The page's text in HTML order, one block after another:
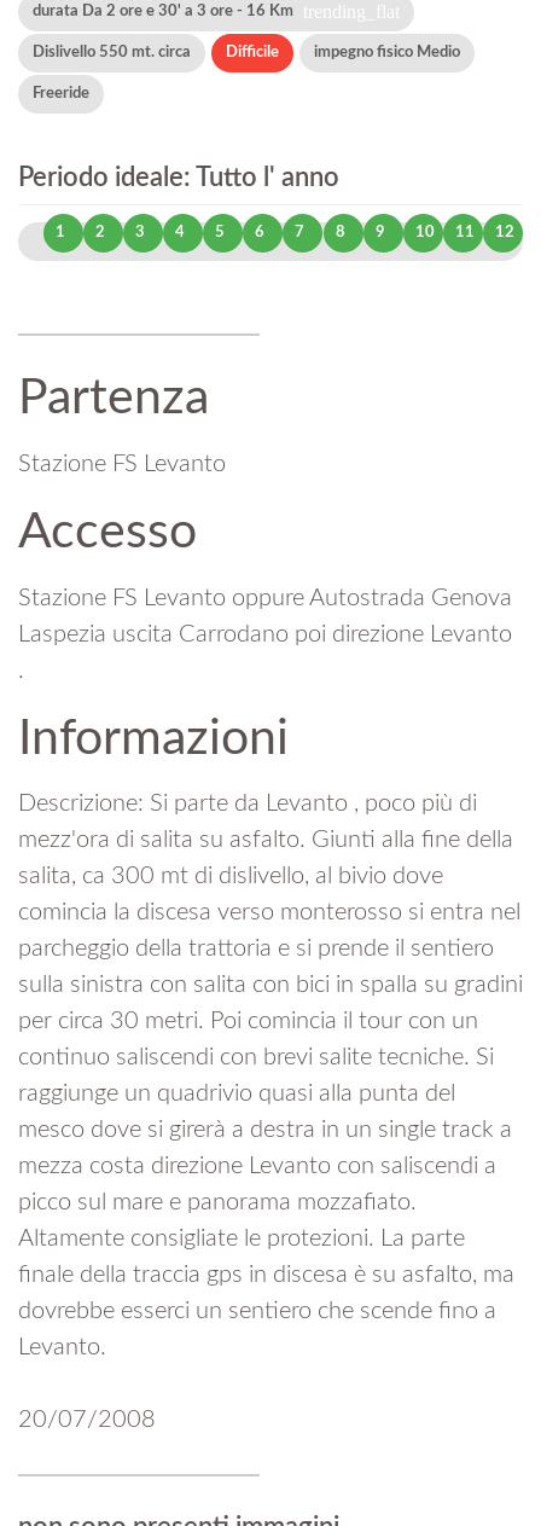
trending_flat
durata Da 2 ore e 30' a 3 ore - 16 Km
Dislivello 550 mt. circa Difficile impegno fisico Medio
Freeride
Periodo ideale: Tutto l' anno
1 2 3 4 5 6 7 8 9 10 11 12
Partenza
Stazione FS Levanto
Accesso
Stazione FS Levanto oppure Autostrada Genova
Laspezia uscita Carrodano poi direzione Levanto
.
Informazioni
Descrizione: Si parte da Levanto , poco più di
mezz'ora di salita su asfalto. Giunti alla fine della
salita, ca 300 mt di dislivello, al bivio dove
comincia la discesa verso monterosso si entra nel
parcheggio della trattoria e si prende il sentiero
sulla sinistra con salita con bici in spalla su gradini
per circa 30 metri. Poi comincia il tour con un
continuo saliscendi con brevi salite tecniche. Si
raggiunge un quadrivio quasi alla punta del
mesco dove si girerà a destra in un single track a
mezza costa direzione Levanto con saliscendi a
picco sul mare e panorama mozzafiato.
Altamente consigliate le protezioni. La parte
finale della traccia gps in discesa è su asfalto, ma
dovrebbe esserci un sentiero che scende fino a
Levanto.
20/07/2008